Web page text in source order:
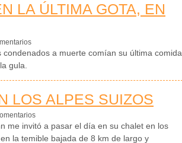
LA ÚLTIMA GOTA, EN
a muerte comían su última comida
gula.
LOS ALPES SUIZOS
me invitó a pasar el día en su chalet en los
la temible bajada de 8 km de largo y